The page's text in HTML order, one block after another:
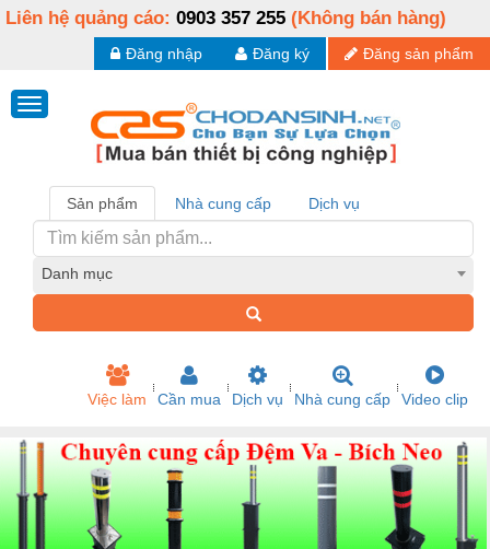
Liên hệ quảng cáo: 0903 357 255 (Không bán hàng)
Đăng sản phẩm
Đăng ký
Đăng nhập
Sản phẩm Nhà cung cấp Dịch vụ
Danh mục
Việc làm Cần mua Dịch vụ Nhà cung cấp Video clip